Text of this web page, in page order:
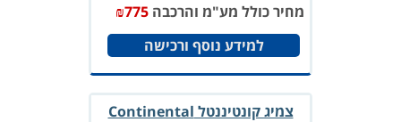
מחיר כולל מע"מ והרכבה
₪775
למידע נוסף ורכישה
צמיג קונטיננטל Continental